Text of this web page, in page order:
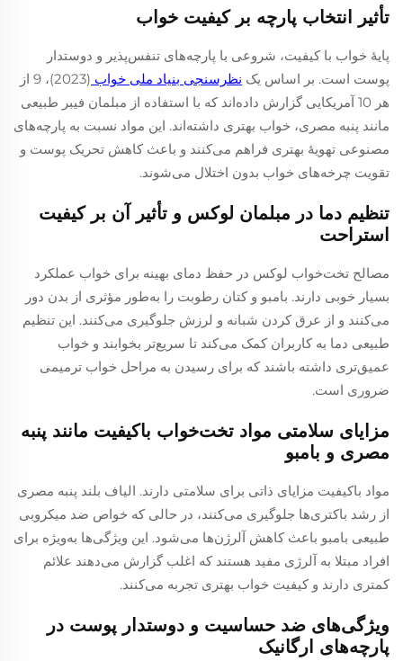
تأثیر انتخاب پارچه بر کیفیت خواب
پایهٔ خواب با کیفیت، شروعی با پارچه‌های تنفس‌پذیر و دوستدار
پوست است. بر اساس یک نظرسنجی بنیاد ملی خواب
(2023)، 9 از
هر 10 آمریکایی گزارش داده‌اند که با استفاده از مبلمان فیبر طبیعی
مانند پنبه مصری، خواب بهتری داشته‌اند. این مواد نسبت به پارچه‌های
مصنوعی تهویهٔ بهتری فراهم می‌کنند و باعث کاهش تحریک پوست و
تقویت چرخه‌های خواب بدون اختلال می‌شوند.
تنظیم دما در مبلمان لوکس و تأثیر آن بر کیفیت
استراحت
مصالح تخت‌خواب لوکس در حفظ دمای بهینه برای خواب عملکرد
بسیار خوبی دارند. بامبو و کتان رطوبت را به‌طور مؤثری از بدن دور
می‌کنند و از عرق کردن شبانه و لرزش جلوگیری می‌کنند. این تنظیم
طبیعی دما به کاربران کمک می‌کند تا سریع‌تر بخوابند و خواب
عمیق‌تری داشته باشند که برای رسیدن به مراحل خواب ترمیمی
ضروری است.
مزایای سلامتی مواد تخت‌خواب باکیفیت مانند پنبه
مصری و بامبو
مواد باکیفیت مزایای ذاتی برای سلامتی دارند. الیاف بلند پنبه مصری
از رشد باکتری‌ها جلوگیری می‌کنند، در حالی که خواص ضد میکروبی
طبیعی بامبو باعث کاهش آلرژن‌ها می‌شود. این ویژگی‌ها به‌ویژه برای
افراد مبتلا به آلرژی مفید هستند که اغلب گزارش می‌دهند علائم
کمتری دارند و کیفیت خواب بهتری تجربه می‌کنند.
ویژگی‌های ضد حساسیت و دوستدار پوست در
پارچه‌های ارگانیک